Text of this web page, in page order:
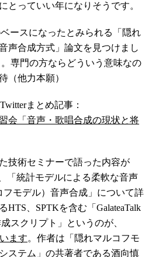
とっていい年になりそうです。
ースになったとみられる「隠れ
声合成方式」論文を見つけまし
。専門の方ならどういう意味なの
（他力本願）
まとめ記事：
会「音声・歌唱合成の現状と将
技術セミナーで語った内容が
「統計モデルによる柔軟な音声
モデル）音声合成」について詳
HTS、SPTKを含む「GalateaTalk
スクリプト」というのが、
ます。作者は「隠れマルコフモ
ステム」の共著者である酒向慎